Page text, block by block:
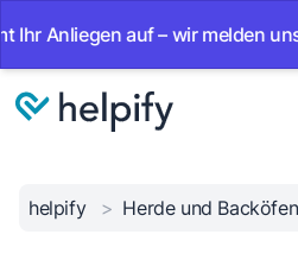
auf – wir melden uns mit
helpify > Herde und Backöfen